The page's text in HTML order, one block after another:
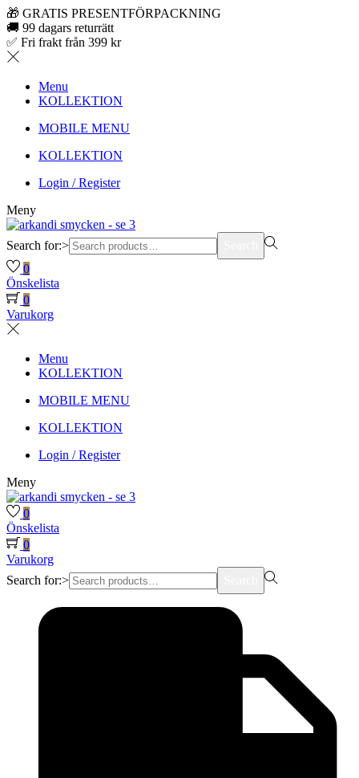
🎁 GRATIS PRESENTFÖRPACKNING
🚚 99 dagars returrätt
✅ Fri frakt från 399 kr
Menu
KOLLEKTION
MOBILE MENU
KOLLEKTION
Login / Register
Meny
Search for:>
0
Önskelista
0
Varukorg
Menu
KOLLEKTION
MOBILE MENU
KOLLEKTION
Login / Register
Meny
0
Önskelista
0
Varukorg
Search for:>